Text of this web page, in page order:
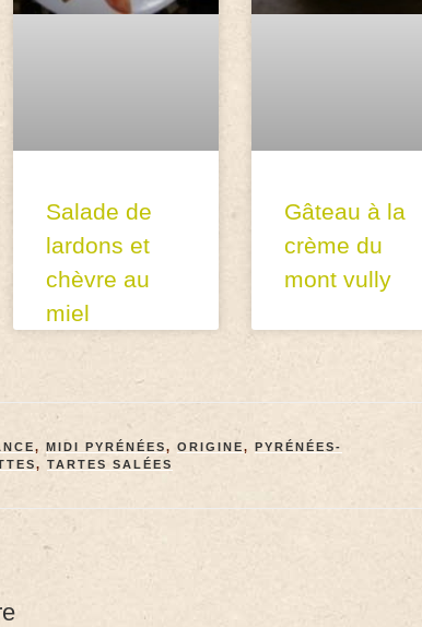
Salade de
lardons et
chèvre au
miel
Gâteau à la
crème du
mont vully
, MIDI PYRÉNÉES, ORIGINE, PYRÉNÉES-
, TARTES SALÉES